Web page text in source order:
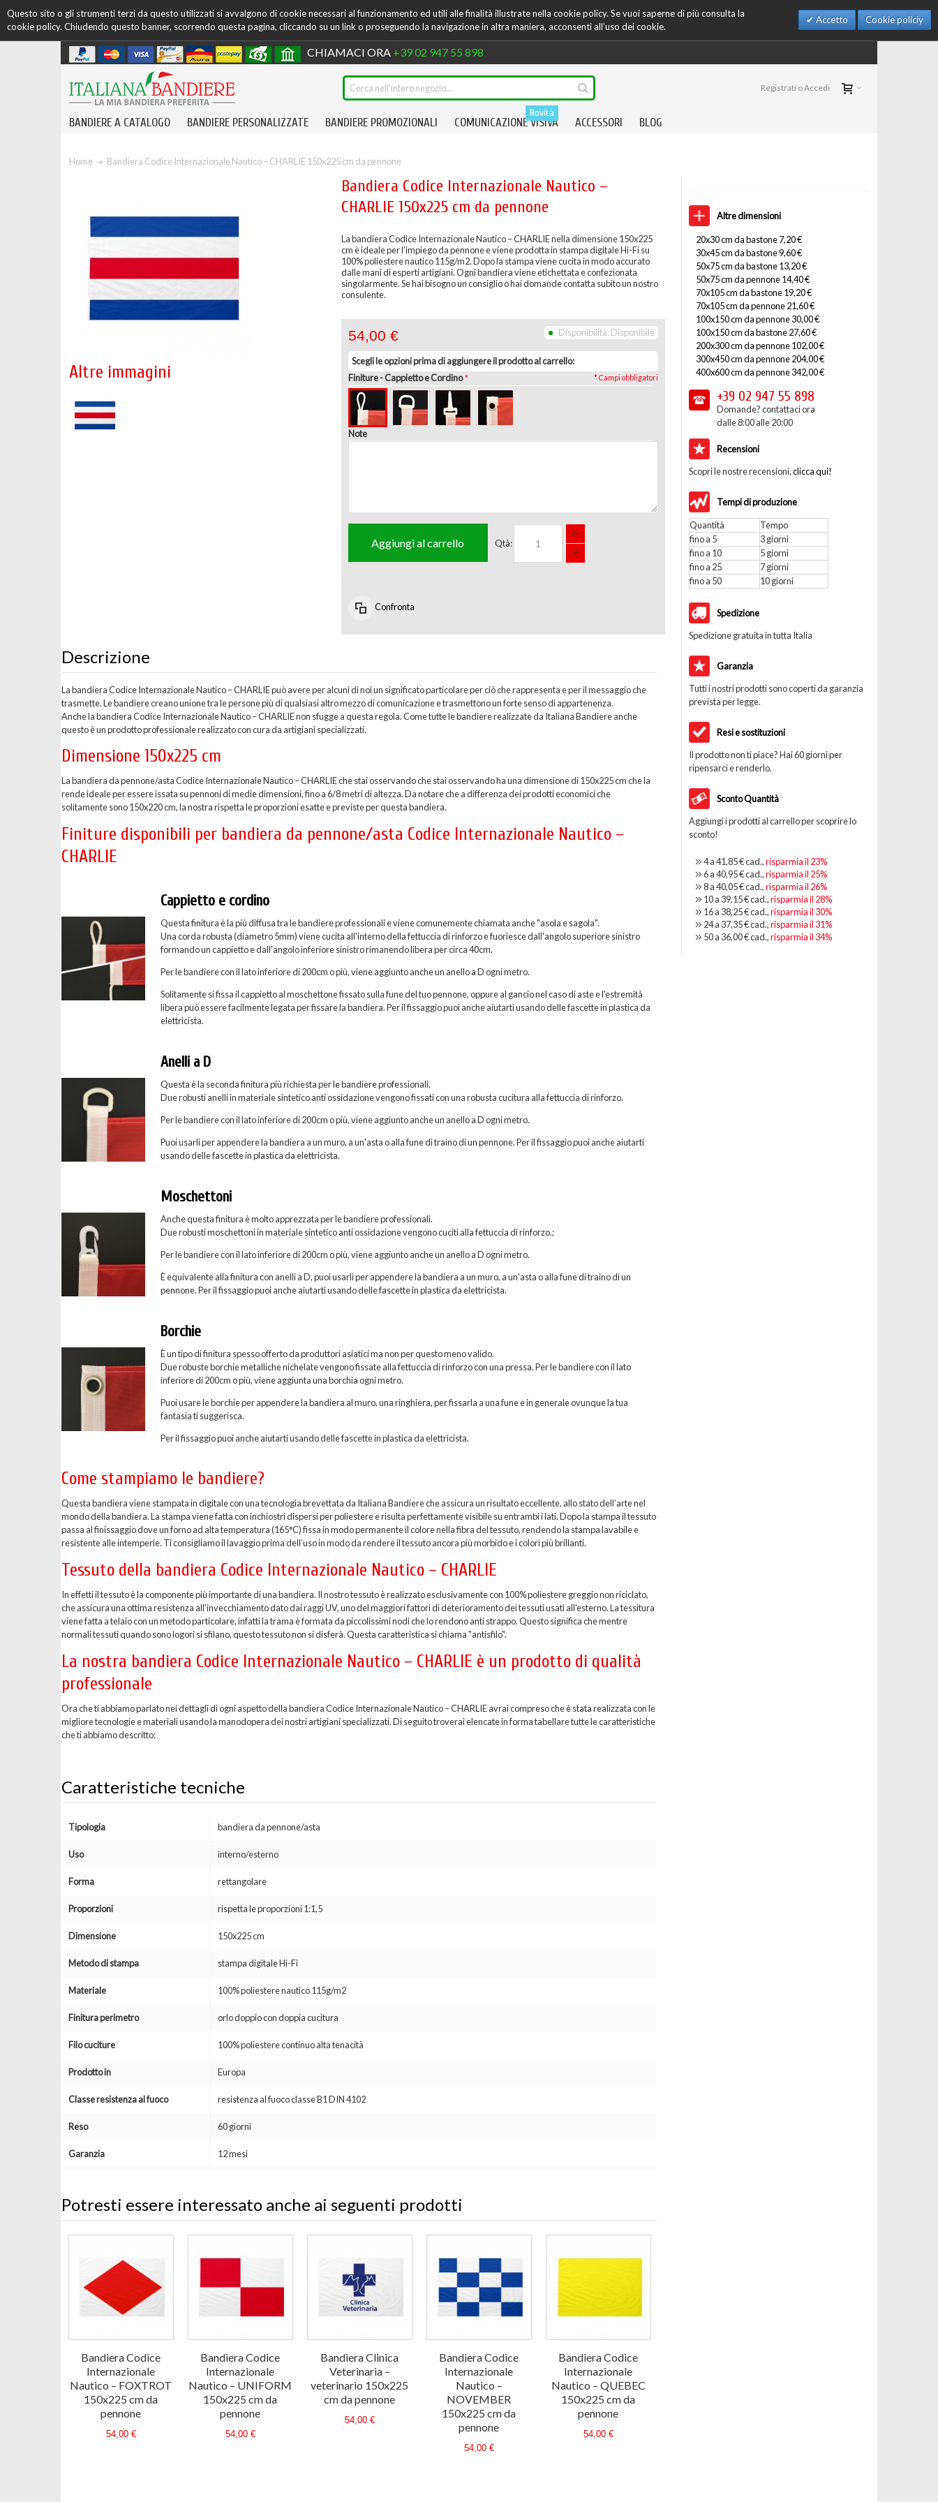
Questo sito o gli strumenti terzi da questo utilizzati si avvalgono di cookie necessari al funzionamento ed utili alle finalità illustrate nella cookie policy. Se vuoi saperne di più consulta la
cookie policy. Chiudendo questo banner, scorrendo questa pagina, cliccando su un link o proseguendo la navigazione in altra maniera, acconsenti all’uso dei cookie.
Accetto Cookie policiy
CHIAMACI ORA +39 02 947 55 898
Registrati o Accedi
BANDIERE A CATALOGO BANDIERE PERSONALIZZATE BANDIERE PROMOZIONALI COMUNICAZIONE VISIVA
Novità
ACCESSORI BLOG
Home Bandiera Codice Internazionale Nautico – CHARLIE 150x225 cm da pennone
Altre immagini
Bandiera Codice Internazionale Nautico –
CHARLIE 150x225 cm da pennone
La bandiera Codice Internazionale Nautico – CHARLIE nella dimensione 150x225
cm è ideale per l'impiego da pennone e viene prodotta in stampa digitale Hi-Fi su
100% poliestere nautico 115g/m2. Dopo la stampa viene cucita in modo accurato
dalle mani di esperti artigiani. Ogni bandiera viene etichettata e confezionata
singolarmente. Se hai bisogno un consiglio o hai domande contatta subito un nostro
consulente.
Disponibilità: Disponibile
54,00 €
Scegli le opzioni prima di aggiungere il prodotto al carrello:
Finiture- Cappietto e Cordino
Note
* Campi obbligatori
Qtà:
Aggiungi al carrello
Confronta
Altre dimensioni
20x30 cm da bastone 7,20 €
30x45 cm da bastone 9,60 €
50x75 cm da bastone 13,20 €
50x75 cm da pennone 14,40 €
70x105 cm da bastone 19,20 €
70x105 cm da pennone 21,60 €
100x150 cm da pennone 30,00 €
100x150 cm da bastone 27,60 €
200x300 cm da pennone 102,00 €
300x450 cm da pennone 204,00 €
400x600 cm da pennone 342,00 €
+39 02 947 55 898
Domande? contattaci ora
dalle 8:00 alle 20:00
Recensioni
Scopri le nostre recensioni,clicca qui!
Tempi di produzione
Quantità
Tempo
fino a 5
3 giorni
fino a 10
5 giorni
fino a 25
7 giorni
fino a 50
10 giorni
Spedizione
Spedizione gratuita in tutta Italia
Garanzia
Tutti i nostri prodotti sono coperti da garanzia
prevista per legge.
Resi e sostituzioni
Il prodotto non ti piace? Hai 60 giorni per
ripensarci e renderlo.
Sconto Quantità
Aggiungi i prodotti al carrello per scoprire lo
sconto!
4 a41,85 €cad.,risparmia il 23%
6 a40,95 €cad.,risparmia il 25%
8 a40,05 €cad.,risparmia il 26%
10 a 39,15 €cad.,risparmia il 28%
16 a 38,25 €cad.,risparmia il 30%
24 a 37,35 €cad.,risparmia il 31%
50 a 36,00 €cad.,risparmia il 34%
Descrizione
La bandiera Codice Internazionale Nautico – CHARLIE può avere per alcuni di noi un significato particolare per ciò che rappresenta e per il messaggio che
trasmette. Le bandiere creano unione tra le persone più di qualsiasi altro mezzo di comunicazione e trasmettono un forte senso di appartenenza.
Anche la bandiera Codice Internazionale Nautico – CHARLIE non sfugge a questa regola. Come tutte le bandiere realizzate da Italiana Bandiere anche
questo è un prodotto professionale realizzato con cura da artigiani specializzati.
Dimensione 150x225 cm
La bandiera da pennone/asta Codice Internazionale Nautico – CHARLIE che stai osservando che stai osservando ha una dimensione di 150x225 cm che la
rende ideale per essere issata su pennoni di medie dimensioni, fino a 6/8 metri di altezza. Da notare che a differenza dei prodotti economici che
solitamente sono 150x220 cm, la nostra rispetta le proporzioni esatte e previste per questa bandiera.
Finiture disponibili per bandiera da pennone/asta Codice Internazionale Nautico –
CHARLIE
Cappietto e cordino
Questa finitura è la più diffusa tra le bandiere professionali e viene comunemente chiamata anche "asola e sagola".
Una corda robusta (diametro 5mm) viene cucita all'interno della fettuccia di rinforzo e fuoriesce dall'angolo superiore sinistro
formando un cappietto e dall'angolo inferiore sinistro rimanendo libera per circa 40cm.
Per le bandiere con il lato inferiore di 200cm o più, viene aggiunto anche un anello a D ogni metro.
Solitamente si fissa il cappietto al moschettone fissato sulla fune del tuo pennone, oppure al gancio nel caso di aste e l'estremità
libera può essere facilmente legata per fissare la bandiera. Per il fissaggio puoi anche aiutarti usando delle fascette in plastica da
elettricista.
Anelli a D
Questa è la seconda finitura più richiesta per le bandiere professionali.
Due robusti anelli in materiale sintetico anti ossidazione vengono fissati con una robusta cucitura alla fettuccia di rinforzo.
Per le bandiere con il lato inferiore di 200cm o più, viene aggiunto anche un anello a D ogni metro.
Puoi usarli per appendere la bandiera a un muro, a un'asta o alla fune di traino di un pennone. Per il fissaggio puoi anche aiutarti
usando delle fascette in plastica da elettricista.
Moschettoni
Anche questa finitura è molto apprezzata per le bandiere professionali.
Due robusti moschettoni in materiale sintetico anti ossidazione vengono cuciti alla fettuccia di rinforzo.;
Per le bandiere con il lato inferiore di 200cm o più, viene aggiunto anche un anello a D ogni metro.
È equivalente alla finitura con anelli a D, puoi usarli per appendere la bandiera a un muro, a un'asta o alla fune di traino di un
pennone. Per il fissaggio puoi anche aiutarti usando delle fascette in plastica da elettricista.
Borchie
È un tipo di finitura spesso offerto da produttori asiatici ma non per questo meno valido.
Due robuste borchie metalliche nichelate vengono fissate alla fettuccia di rinforzo con una pressa. Per le bandiere con il lato
inferiore di 200cm o più, viene aggiunta una borchia ogni metro.
Puoi usare le borchie per appendere la bandiera al muro, una ringhiera, per fissarla a una fune e in generale ovunque la tua
fantasia ti suggerisca.
Per il fissaggio puoi anche aiutarti usando delle fascette in plastica da elettricista.
Come stampiamo le bandiere?
Questa bandiera viene stampata in digitale con una tecnologia brevettata da Italiana Bandiere che assicura un risultato eccellente, allo stato dell’arte nel
mondo della bandiera. La stampa viene fatta con inchiostri dispersi per poliestere e risulta perfettamente visibile su entrambi i lati. Dopo la stampa il tessuto
passa al finissaggio dove un forno ad alta temperatura (165°C) fissa in modo permanente il colore nella fibra del tessuto, rendendo la stampa lavabile e
resistente alle intemperie. Ti consigliamo il lavaggio prima dell’uso in modo da rendere il tessuto ancora più morbido e i colori più brillanti.
Tessuto della bandiera Codice Internazionale Nautico – CHARLIE
In effetti il tessuto è la componente più importante di una bandiera. Il nostro tessuto è realizzato esclusivamente con 100% poliestere greggio non riciclato,
che assicura una ottima resistenza all'invecchiamento dato dai raggi UV, uno del maggiori fattori di deterioramento dei tessuti usati all'esterno. La tessitura
viene fatta a telaio con un metodo particolare, infatti la trama è formata da piccolissimi nodi che lo rendono anti strappo. Questo significa che mentre
normali tessuti quando sono logori si sfilano, questo tessuto non si disferà. Questa caratteristica si chiama "antisfilo".
La nostra bandiera Codice Internazionale Nautico – CHARLIE è un prodotto di qualità
professionale
Ora che ti abbiamo parlato nei dettagli di ogni aspetto della bandiera Codice Internazionale Nautico – CHARLIE avrai compreso che è stata realizzata con le
migliore tecnologie e materiali usando la manodopera dei nostri artigiani specializzati. Di seguito troverai elencate in forma tabellare tutte le caratteristiche
che ti abbiamo descritto:
Caratteristiche tecniche
Tipologia bandiera da pennone/asta
Uso interno/esterno
Forma rettangolare
Proporzioni rispetta le proporzioni 1:1,5
Dimensione 150x225 cm
Metodo di stampa stampa digitale Hi-Fi
Materiale 100% poliestere nautico 115g/m2
Finitura perimetro orlo doppio con doppia cucitura
Filo cuciture 100% poliestere continuo alta tenacità
Prodotto in Europa
Classe resistenza al fuoco resistenza al fuoco classe B1 DIN 4102
Reso 60 giorni
Garanzia 12 mesi
Potresti essere interessato anche ai seguenti prodotti
Bandiera Codice
Internazionale
Nautico – FOXTROT
150x225 cm da
pennone
54,00 €
Bandiera Codice
Internazionale
Nautico – UNIFORM
150x225 cm da
pennone
54,00 €
Bandiera Clinica
Veterinaria –
veterinario 150x225
cm da pennone
54,00 €
Bandiera Codice
Internazionale
Nautico –
NOVEMBER
150x225 cm da
pennone
54,00 €
Bandiera Codice
Internazionale
Nautico – QUEBEC
150x225 cm da
pennone
54,00 €